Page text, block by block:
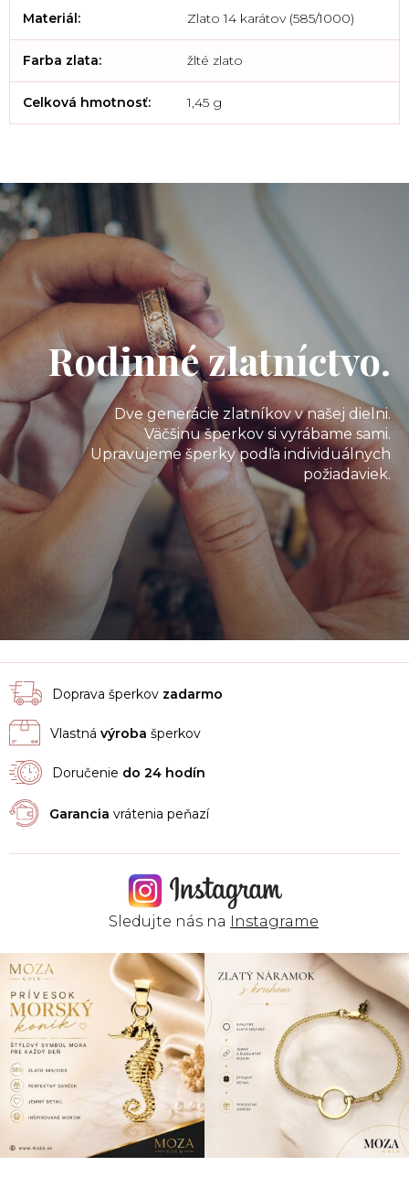
Materiál: Zlato 14 karátov (585/1000)
Farba zlata: žlté zlato
Celková hmotnosť: 1,45 g
Rodinné zlatníctvo.
Dve generácie zlatníkov v našej dielni.
Väčšinu šperkov si vyrábame sami.
Upravujeme šperky podľa individuálnych
požiadaviek.
Doprava šperkov zadarmo
Vlastná výroba šperkov
Doručenie do 24 hodín
Garancia vrátenia peňazí
Sledujte nás na Instagrame